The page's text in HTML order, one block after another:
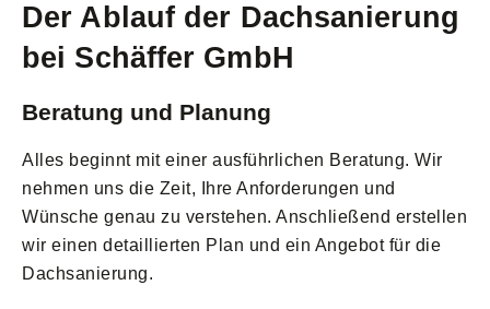
Der Ablauf der Dachsanierung
bei Schäffer GmbH
Beratung und Planung
Alles beginnt mit einer ausführlichen Beratung. Wir
nehmen uns die Zeit, Ihre Anforderungen und
Wünsche genau zu verstehen. Anschließend erstellen
wir einen detaillierten Plan und ein Angebot für die
Dachsanierung.